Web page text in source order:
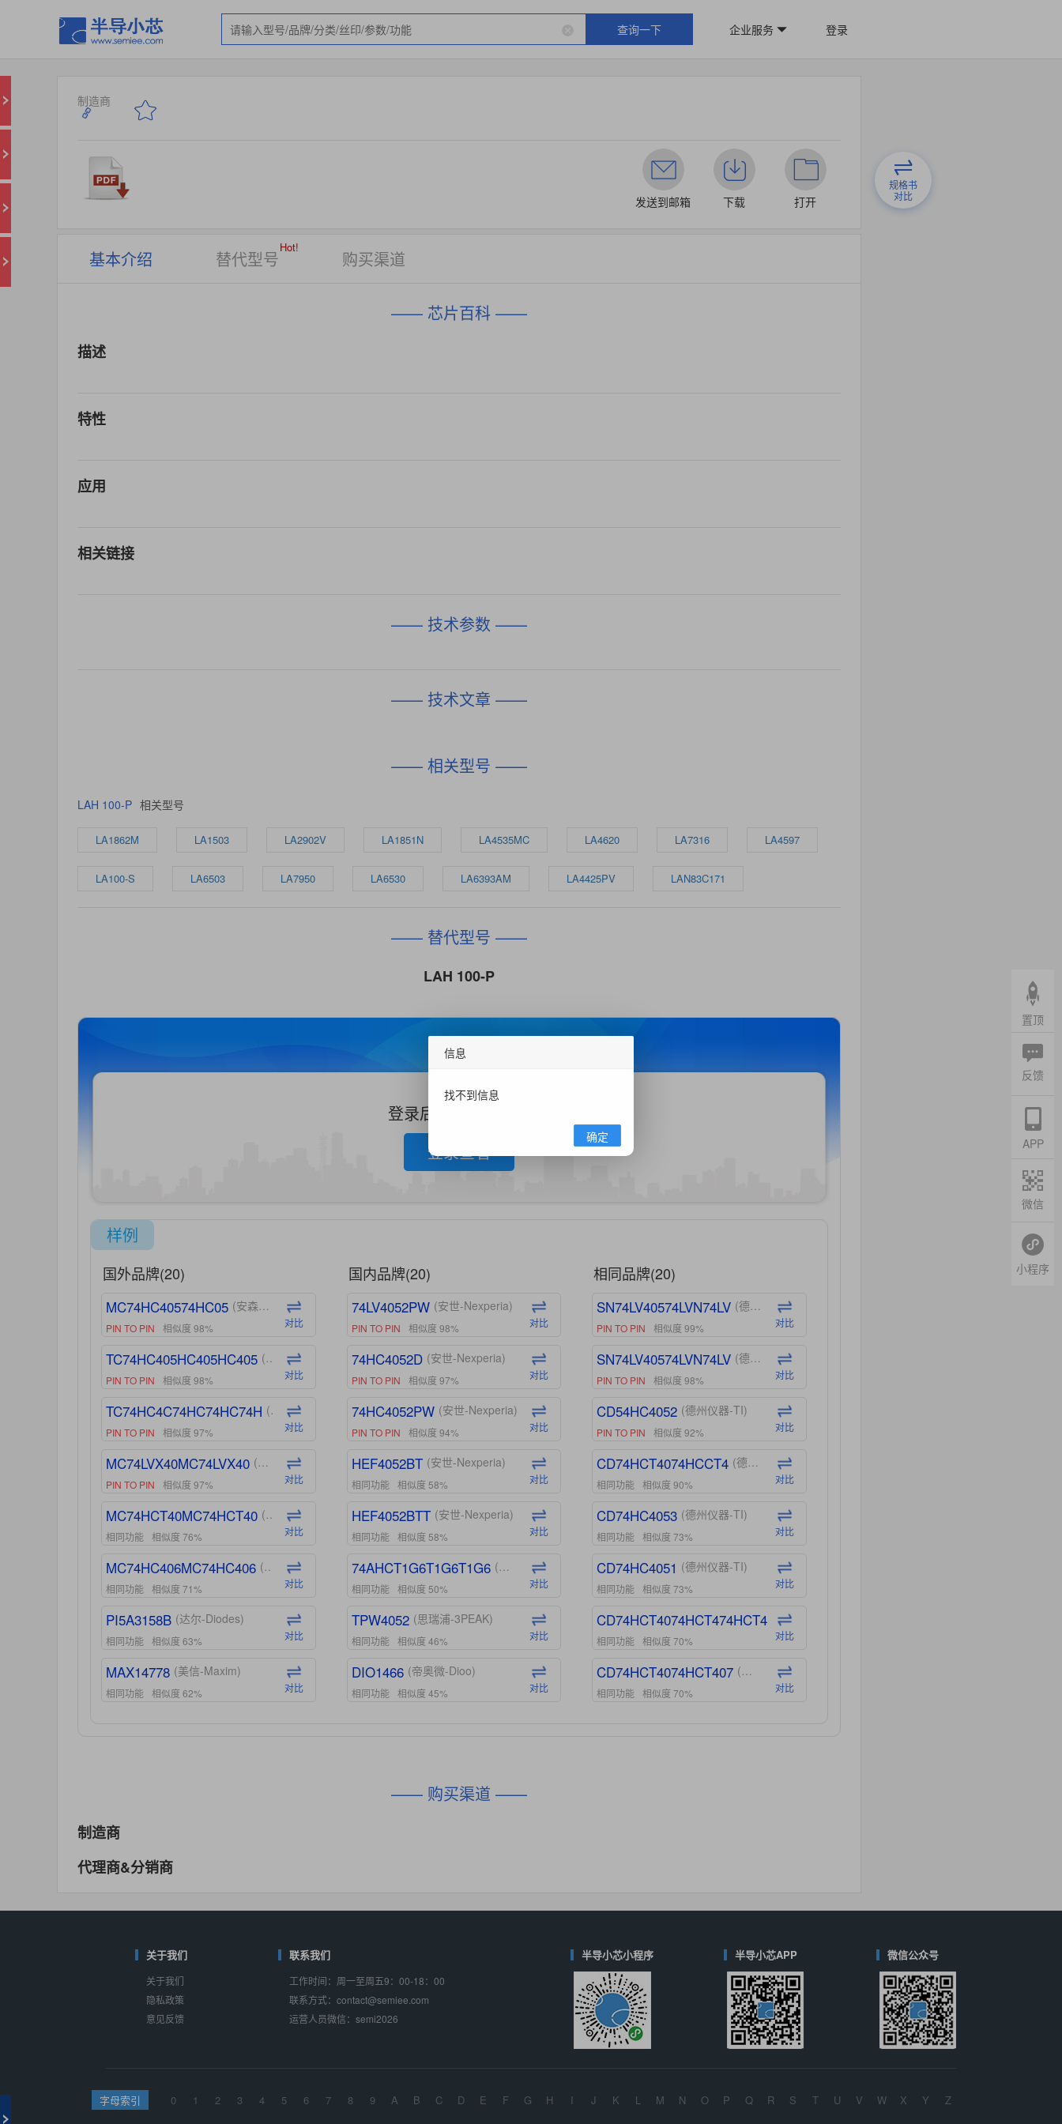
查询一下 企业服务 登录
制造商
发送到邮箱 下载 打开
规格书
对比
基本介绍 替代型号
Hot!
购买渠道
—— 芯片百科 ——
描述
特性
应用
相关链接
—— 技术参数 ——
—— 技术文章 ——
—— 相关型号 ——
LAH 100-P 相关型号
LA1862M LA1503 LA2902V LA1851N LA4535MC LA4620 LA7316 LA4597
LA100-S LA6503 LA7950 LA6530 LA6393AM LA4425PV LAN83C171
—— 替代型号 ——
LAH 100-P
登录后查看更多信息
登录查看
样例
国外品牌(20)
MC74HC40574HC05 (安森美-ON)
PIN TO PIN 相似度 98% 对比
TC74HC405HC405HC405 (东芝-Toshiba)
PIN TO PIN 相似度 98% 对比
TC74HC4C74HC74HC74H (东芝-Toshiba)
PIN TO PIN 相似度 97% 对比
MC74LVX40MC74LVX40 (安森美-ON)
PIN TO PIN 相似度 97% 对比
MC74HCT40MC74HCT40 (安森美-ON)
相同功能 相似度 76% 对比
MC74HC406MC74HC406 (安森美-ON)
相同功能 相似度 71% 对比
PI5A3158B (达尔-Diodes)
相同功能 相似度 63% 对比
MAX14778 (美信-Maxim)
相同功能 相似度 62% 对比
MAX14760
M74HC4852
相同功能 相似度 50% 对比
TC4052BFT (东芝-Toshiba)
相似度 50% 对比
ADG784
相同功能 对比
国内品牌(20)
74LV4052PW (安世-Nexperia)
PIN TO PIN 相似度 98% 对比
74HC4052D (安世-Nexperia)
PIN TO PIN 相似度 97% 对比
74HC4052PW (安世-Nexperia)
PIN TO PIN 相似度 94% 对比
HEF4052BT (安世-Nexperia)
相同功能 相似度 58% 对比
HEF4052BTT (安世-Nexperia)
相同功能 相似度 58% 对比
74AHCT1G6T1G6T1G6 (安世-Nexperia)
相同功能 相似度 50% 对比
TPW4052 (思瑞浦-3PEAK)
相同功能 相似度 46% 对比
DIO1466 (帝奥微-Dioo)
相同功能 相似度 45% 对比
相似度 44%
CD4052 (思扬微-Siyom)
相同功能 相似度 35%
对比
相同品牌(20)
SN74LV40574LVN74LV (德州仪器-TI)
PIN TO PIN 相似度 99% 对比
SN74LV40574LVN74LV (德州仪器-TI)
PIN TO PIN 相似度 98% 对比
CD54HC4052 (德州仪器-TI)
PIN TO PIN 相似度 92% 对比
CD74HCT4074HCCT4 (德州仪器-TI)
相同功能 相似度 90% 对比
CD74HC4053 (德州仪器-TI)
相同功能 相似度 73% 对比
CD74HC4051 (德州仪器-TI)
相同功能 相似度 73% 对比
CD74HCT4074HCT474HCT4 (德州仪器-TI)
相同功能 相似度 70% 对比
CD74HCT4074HCT407 (德州仪器-TI)
相同功能 相似度 70% 对比
—— 购买渠道 ——
制造商
代理商&分销商
关于我们
关于我们
隐私政策
意见反馈
联系我们
工作时间：周一至周五9：00-18：00
联系方式：contact@semiee.com
运营人员微信：semi2026
半导小芯小程序 半导小芯APP 微信公众号
字母索引 0 1 2 3 4 5 6 7 8 9 A B C D E F G H I J K L M N O P Q R S T U V W X Y Z
置顶
反馈
APP
微信
小程序
信息
找不到信息
确定